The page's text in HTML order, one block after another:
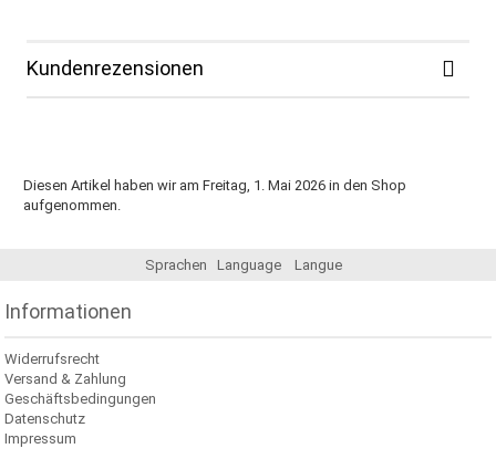
Kundenrezensionen
Diesen Artikel haben wir am Freitag, 1. Mai 2026 in den Shop
aufgenommen.
Sprachen Language Langue
Informationen
Widerrufsrecht
Versand & Zahlung
Geschäftsbedingungen
Datenschutz
Impressum